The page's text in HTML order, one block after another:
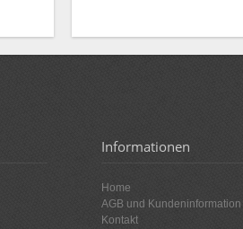
Informationen
Home
AGB und Kundeninformation
Kontakt